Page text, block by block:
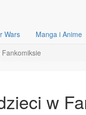
Wars Manga i Anime
w